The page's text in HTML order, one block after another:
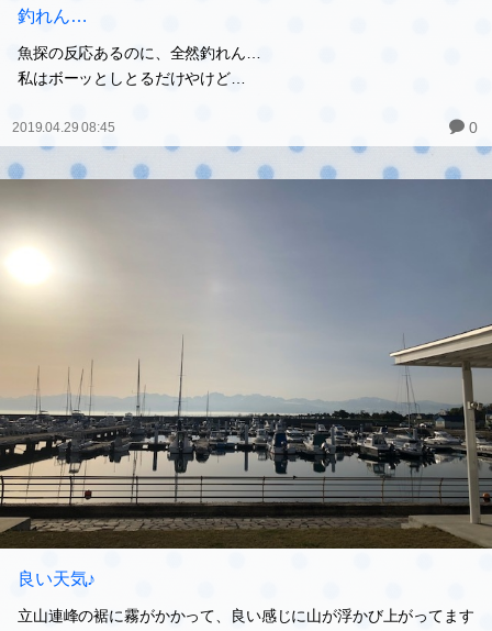
釣れん…
魚探の反応あるのに、全然釣れん…
私はボーッとしとるだけやけど…
2019.04.29 08:45 0
良い天気♪
立山連峰の裾に霧がかかって、良い感じに山が浮かび上がってます